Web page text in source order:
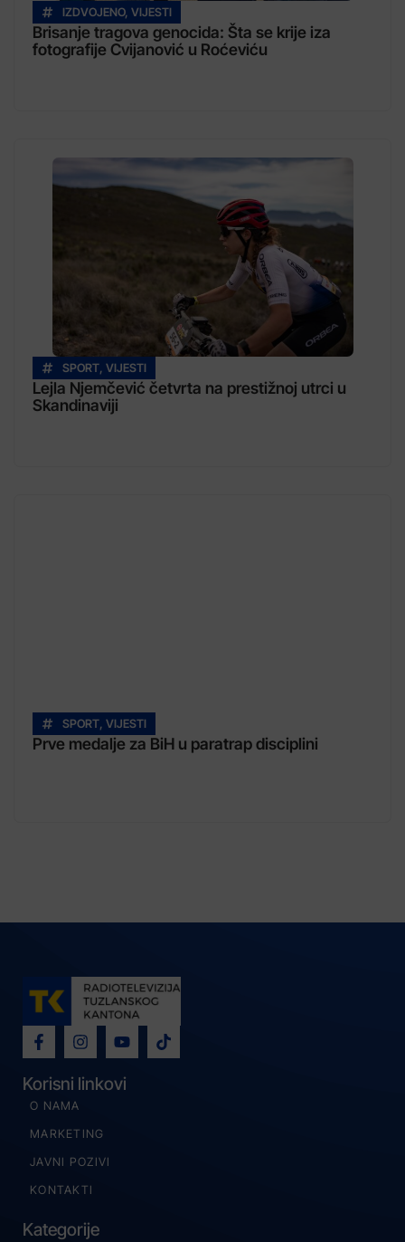
IZDVOJENO, VIJESTI
Brisanje tragova genocida: Šta se krije iza
fotografije Cvijanović u Roćeviću
SPORT, VIJESTI
Lejla Njemčević četvrta na prestižnoj utrci u
Skandinaviji
SPORT, VIJESTI
Prve medalje za BiH u paratrap disciplini
Korisni linkovi
O NAMA
MARKETING
JAVNI POZIVI
KONTAKTI
Kategorije